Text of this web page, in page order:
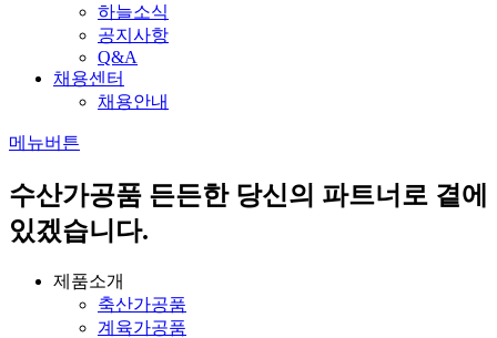
하늘소식
공지사항
Q&A
채용센터
채용안내
메뉴버튼
수산가공품 든든한 당신의 파트너로 곁에
있겠습니다.
제품소개
축산가공품
계육가공품